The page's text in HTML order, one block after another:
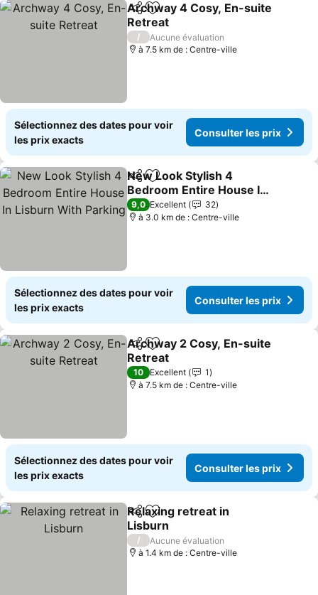
PartagerAjouter à mes favoris
Archway 4 Cosy, En-suite
Retreat
Consulter les prix
/
Aucune évaluation
à 7.5 km de : Centre-ville
Sélectionnez des dates pour voir
les prix exacts
Consulter les prix
PartagerAjouter à mes favoris
New Look Stylish 4
Bedroom Entire House In
Lisburn With Parking
Consulter les prix
9,0 Excellent
32
à 3.0 km de : Centre-ville
Sélectionnez des dates pour voir
les prix exacts
Consulter les prix
PartagerAjouter à mes favoris
Archway 2 Cosy, En-suite
Retreat
Consulter les prix
10 Excellent
1
à 7.5 km de : Centre-ville
Sélectionnez des dates pour voir
les prix exacts
Consulter les prix
PartagerAjouter à mes favoris
Relaxing retreat in
Lisburn
Consulter les prix
/
Aucune évaluation
à 1.4 km de : Centre-ville